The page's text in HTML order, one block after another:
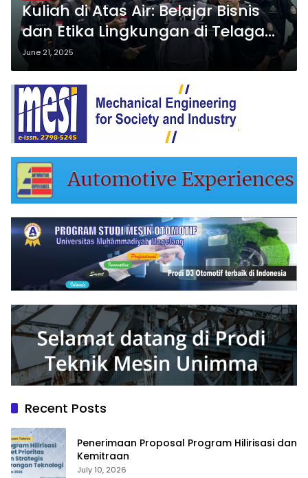
Kuliah di Atas Air: Belajar Bisnis
dan Etika Lingkungan di Telaga
Menjer
June 21, 2025
Recent Posts
Penerimaan Proposal Program Hilirisasi dan
Kemitraan
July 10, 2026